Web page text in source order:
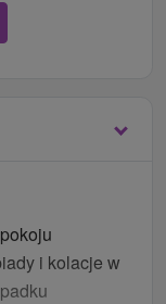
i kolacje w